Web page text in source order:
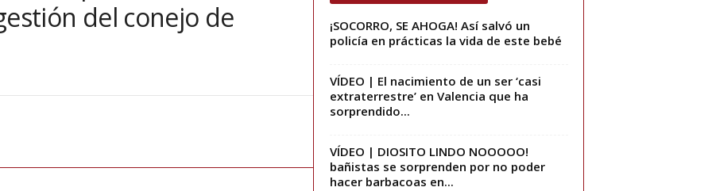
del conejo de
¡SOCORRO, SE AHOGA! Así salvó un
policía en prácticas la vida de este bebé
VÍDEO | El nacimiento de un ser ‘casi
extraterrestre’ en Valencia que ha
sorprendido...
VÍDEO | DIOSITO LINDO NOOOOO!
bañistas se sorprenden por no poder
hacer barbacoas en...